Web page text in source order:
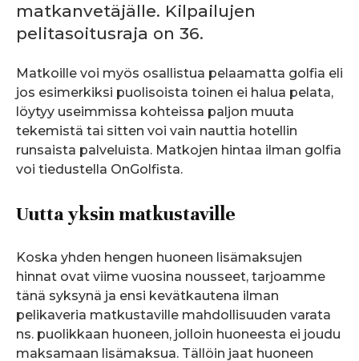
matkanvetäjälle. Kilpailujen
pelitasoitusraja on 36.
Matkoille voi myös osallistua pelaamatta golfia eli
jos esimerkiksi puolisoista toinen ei halua pelata,
löytyy useimmissa kohteissa paljon muuta
tekemistä tai sitten voi vain nauttia hotellin
runsaista palveluista. Matkojen hintaa ilman golfia
voi tiedustella OnGolfista.
Uutta yksin matkustaville
Koska yhden hengen huoneen lisämaksujen
hinnat ovat viime vuosina nousseet, tarjoamme
tänä syksynä ja ensi kevätkautena ilman
pelikaveria matkustaville mahdollisuuden varata
ns. puolikkaan huoneen, jolloin huoneesta ei joudu
maksamaan lisämaksua. Tällöin jaat huoneen